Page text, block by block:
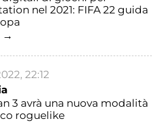
nel 2021: FIFA 22 guida
→
22:12
3 avrà una nuova modalità
roguelike